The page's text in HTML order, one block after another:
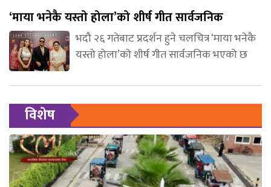
‘माया भनेकै यस्तो होला’को शीर्ष गीत सार्वजनिक
भदौ २६ गतेबाट प्रदर्शन हुने चलचित्र ‘माया भनेकै
यस्तो होला’को शीर्ष गीत सार्वजनिक भएको छ
विशेष